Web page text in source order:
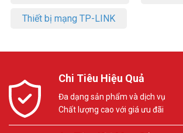
Thiết bị mạng TP-LINK
Chi Tiêu Hiệu Quả
Đa dạng sản phẩm và dịch vụ
Chất lượng cao với giá ưu đãi